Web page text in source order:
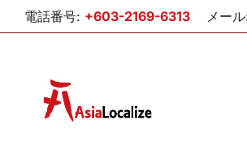
電話番号: +603-2169-6313 メー